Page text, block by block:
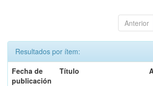
Anterior
Resultados por ítem:
Fecha de
publicación
Título